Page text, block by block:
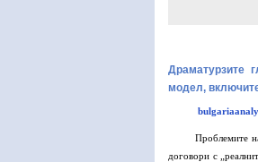
Драматурзите
модел,
Проблемите
договори с